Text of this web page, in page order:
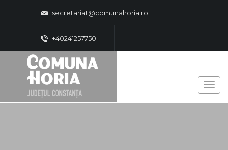
secretariat@comunahoria.ro
+40241257750